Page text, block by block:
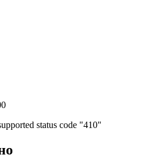
status code "410"